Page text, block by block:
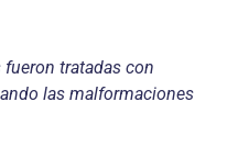
tratadas con
las malformaciones